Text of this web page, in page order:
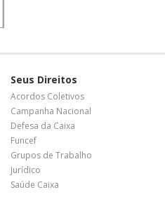
Seus Direitos
Acordos Coletivos
Campanha Nacional
Defesa da Caixa
Funcef
Grupos de Trabalho
Jurídico
Saúde Caixa